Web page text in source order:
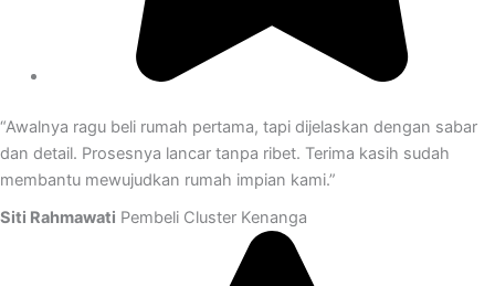
“Awalnya ragu beli rumah pertama, tapi dijelaskan dengan sabar
dan detail. Prosesnya lancar tanpa ribet. Terima kasih sudah
membantu mewujudkan rumah impian kami.”
Siti Rahmawati Pembeli Cluster Kenanga